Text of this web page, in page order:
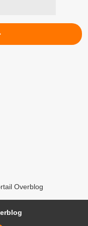
Overblog